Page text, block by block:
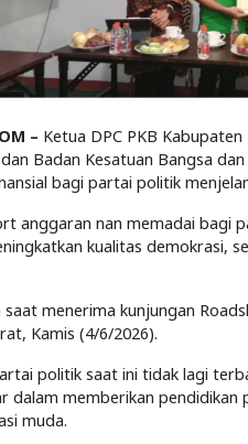
– Ketua DPC PKB
Badan Kesatuan Bangsa
bagi partai politik
anggaran nan memadai bagi
kualitas demokrasi,
menerima kunjungan
Kamis (4/6/2026).
politik saat ini tidak lagi
dalam memberikan
muda.